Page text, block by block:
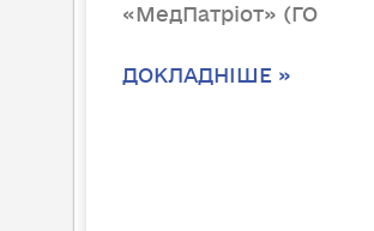
«МедПатріот» (ГО
ДОКЛАДНІШЕ »